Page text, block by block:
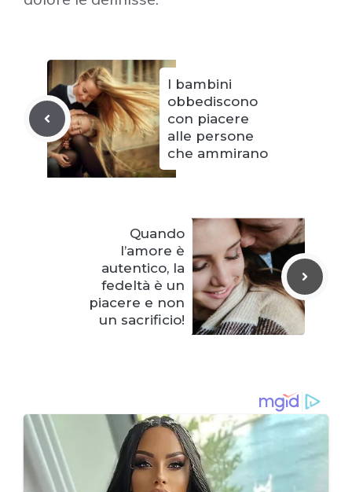
I bambini
obbediscono
con piacere
alle persone
che ammirano
Quando
l’amore è
autentico, la
fedeltà è un
piacere e non
un sacrificio!